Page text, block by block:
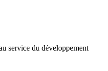
service du développement